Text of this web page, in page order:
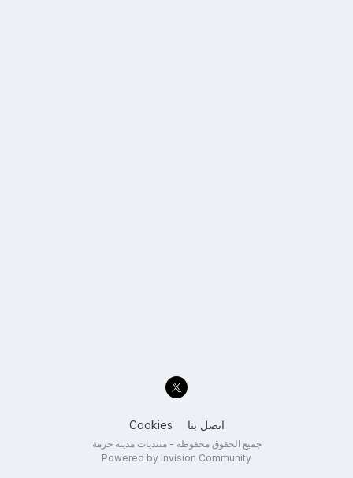
اتصل بنا Cookies
جميع الحقوق محفوظة - منتديات مدينة حرمة
Powered by Invision Community